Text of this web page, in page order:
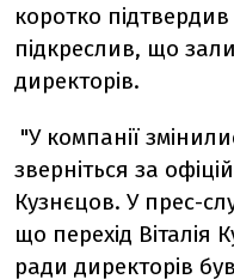
коротко підтвердив
підкреслив, що
директорів.
"У компанії
зверніться за
Кузнєцов. У прес-
що перехід Віталія
ради директорів